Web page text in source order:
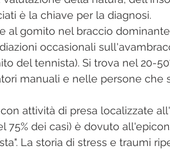
è la chiave per la diagnosi.
al gomito nel braccio
occasionali
del tennista). Si trova nel 20-
manuali e nelle persone che
attività di presa localizzate
75% dei casi) è dovuto
La storia di stress e traumi